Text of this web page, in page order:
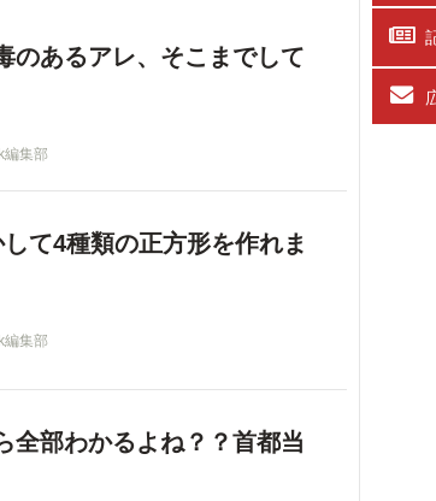
のあるアレ、そこまでして
編集部
て4種類の正方形を作れま
編集部
全部わかるよね？？首都当